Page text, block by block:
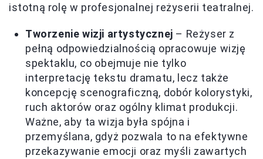
istotną rolę w profesjonalnej reżyserii teatralnej.
Tworzenie wizji artystycznej – Reżyser z
pełną odpowiedzialnością opracowuje wizję
spektaklu, co obejmuje nie tylko
interpretację tekstu dramatu, lecz także
koncepcję scenograficzną, dobór kolorystyki,
ruch aktorów oraz ogólny klimat produkcji.
Ważne, aby ta wizja była spójna i
przemyślana, gdyż pozwala to na efektywne
przekazywanie emocji oraz myśli zawartych